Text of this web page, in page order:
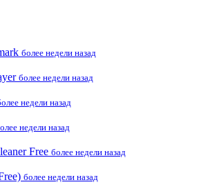
более недели назад
более недели назад
недели назад
недели назад
Free более недели назад
более недели назад